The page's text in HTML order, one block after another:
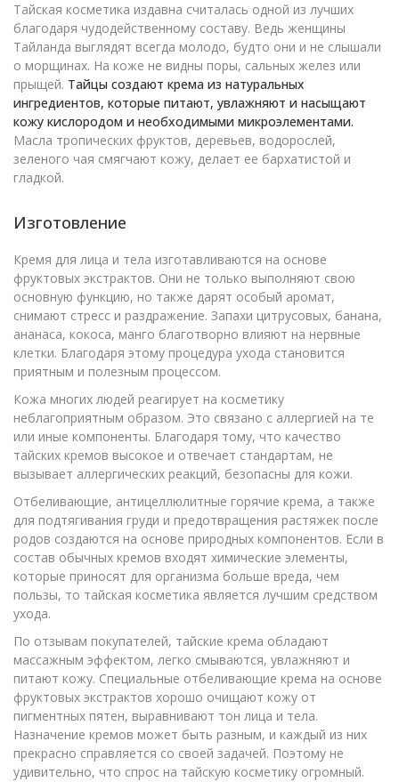
Тайская косметика издавна считалась одной из лучших
благодаря чудодейственному составу. Ведь женщины
Тайланда выглядят всегда молодо, будто они и не слышали
о морщинах. На коже не видны поры, сальных желез или
прыщей. Тайцы создают крема из натуральных
ингредиентов, которые питают, увлажняют и насыщают
кожу кислородом и необходимыми микроэлементами.
Масла тропических фруктов, деревьев, водорослей,
зеленого чая смягчают кожу, делает ее бархатистой и
гладкой.
Изготовление
Кремя для лица и тела изготавливаются на основе
фруктовых экстрактов. Они не только выполняют свою
основную функцию, но также дарят особый аромат,
снимают стресс и раздражение. Запахи цитрусовых, банана,
ананаса, кокоса, манго благотворно влияют на нервные
клетки. Благодаря этому процедура ухода становится
приятным и полезным процессом.
Кожа многих людей реагирует на косметику
неблагоприятным образом. Это связано с аллергией на те
или иные компоненты. Благодаря тому, что качество
тайских кремов высокое и отвечает стандартам, не
вызывает аллергических реакций, безопасны для кожи.
Отбеливающие, антицеллюлитные горячие крема, а также
для подтягивания груди и предотвращения растяжек после
родов создаются на основе природных компонентов. Если в
состав обычных кремов входят химические элементы,
которые приносят для организма больше вреда, чем
пользы, то тайская косметика является лучшим средством
ухода.
По отзывам покупателей, тайские крема обладают
массажным эффектом, легко смываются, увлажняют и
питают кожу. Специальные отбеливающие крема на основе
фруктовых экстрактов хорошо очищают кожу от
пигментных пятен, выравнивают тон лица и тела.
Назначение кремов может быть разным, и каждый из них
прекрасно справляется со своей задачей. Поэтому не
удивительно, что спрос на тайскую косметику огромный.